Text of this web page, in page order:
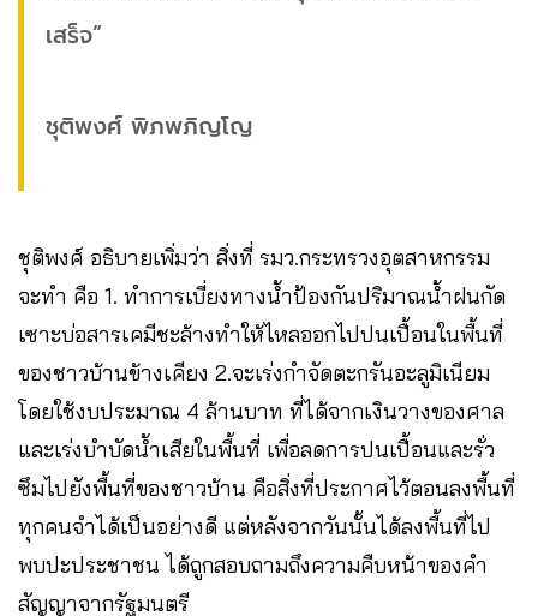
เสร็จ”
ชุติพงศ์ พิภพภิญโญ
ชุติพงศ์ อธิบายเพิ่มว่า สิ่งที่ รมว.กระทรวงอุตสาหกรรม
จะทำ คือ 1. ทำการเบี่ยงทางน้ำป้องกันปริมาณน้ำฝนกัด
เซาะบ่อสารเคมีชะล้างทำให้ไหลออกไปปนเปื้อนในพื้นที่
ของชาวบ้านข้างเคียง 2.จะเร่งกำจัดตะกรันอะลูมิเนียม
โดยใช้งบประมาณ 4 ล้านบาท ที่ได้จากเงินวางของศาล
และเร่งบำบัดน้ำเสียในพื้นที่ เพื่อลดการปนเปื้อนและรั่ว
ซึมไปยังพื้นที่ของชาวบ้าน คือสิ่งที่ประกาศไว้ตอนลงพื้นที่
ทุกคนจำได้เป็นอย่างดี แต่หลังจากวันนั้นได้ลงพื้นที่ไป
พบปะประชาชน ได้ถูกสอบถามถึงความคืบหน้าของคำ
สัญญาจากรัฐมนตรี